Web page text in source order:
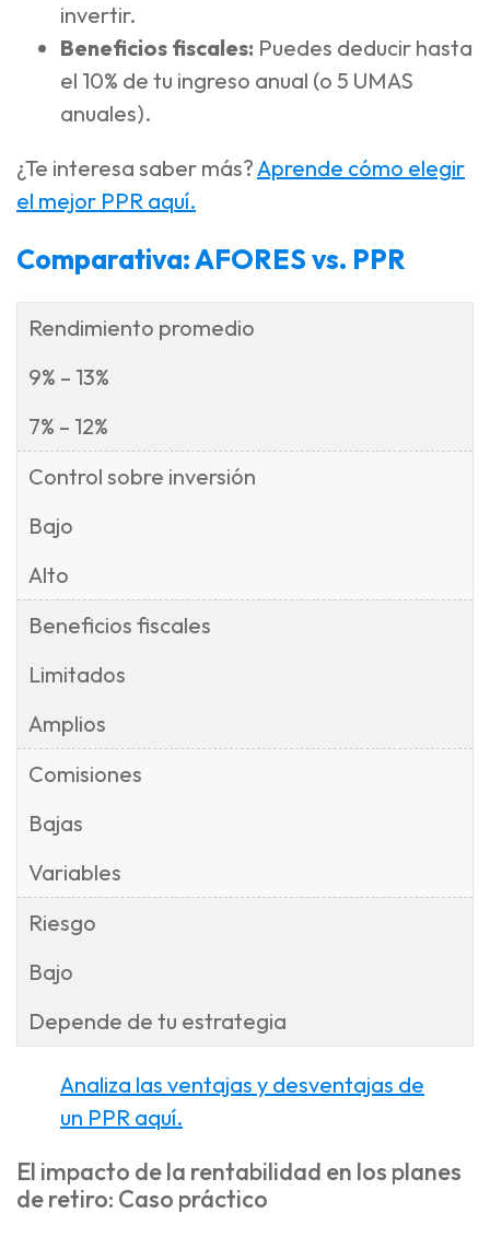
invertir.
Beneficios fiscales: Puedes deducir hasta
el 10% de tu ingreso anual (o 5 UMAS
anuales).
¿Te interesa saber más?Aprende cómo elegir
el mejor PPR aquí.
Comparativa: AFORES vs. PPR
Rendimiento promedio
9% – 13%
7% – 12%
Control sobre inversión
Bajo
Alto
Beneficios fiscales
Limitados
Amplios
Comisiones
Bajas
Variables
Riesgo
Bajo
Depende de tu estrategia
Analiza las ventajas y desventajas de
un PPR aquí.
El impacto de la rentabilidad en los planes
de retiro: Caso práctico